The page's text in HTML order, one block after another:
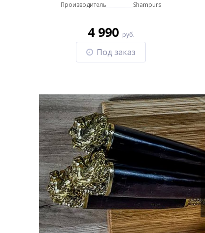
Производитель
Shampurs
4 990 руб.
Под заказ